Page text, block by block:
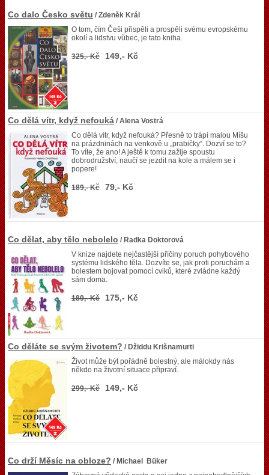
Co dalo Česko světu / Zdeněk Král
O tom, čím Češi přispěli a prospěli svému evropskému
okolí a lidstvu vůbec, je tato kniha.
325,- Kč 149,- Kč
Co dělá vítr, když nefouká / Alena Vostrá
Co dělá vítr, když nefouká? Přesně to trápí malou Míšu
na prázdninách na venkově u „prabičky“. Dozví se to?
To víte, že ano! A ještě k tomu zažije spoustu
dobrodružství, naučí se jezdit na kole a málem se i
popere!
189,- Kč 79,- Kč
Co dělat, aby tělo nebolelo / Radka Doktorová
V knize najdete nejčastější příčiny poruch pohybového
systému lidského těla. Dozvíte se, jak proti poruchám a
bolestem bojovat pomocí cviků, které zvládne každý
sám doma.
189,- Kč 175,- Kč
Co děláte se svým životem? / Džiddu Krišnamurti
Život může být pořádně bolestný, ale málokdy nás
někdo na životní situace připraví.
299,- Kč 149,- Kč
Co drží Měsíc na obloze? / Michael Büker